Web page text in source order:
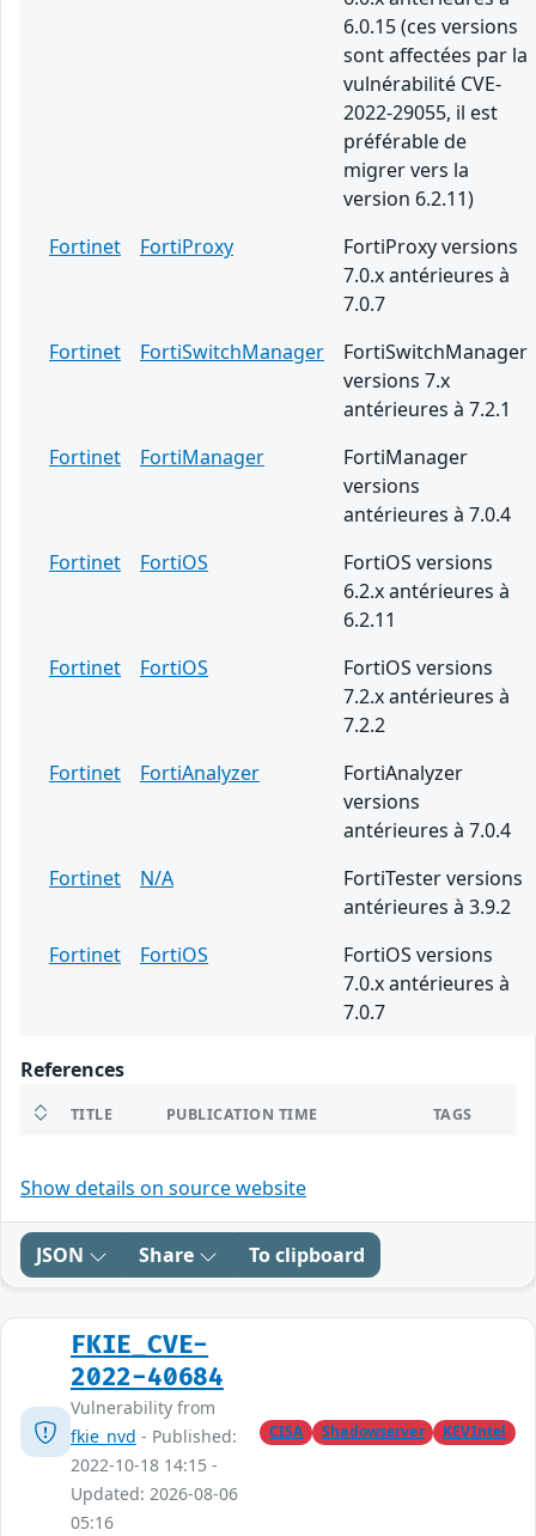
6.0.15 (ces versions
sont affectées par la
vulnérabilité CVE-
2022-29055, il est
préférable de
migrer vers la
version 6.2.11)
Fortinet
FortiProxy
FortiProxy versions
7.0.x antérieures à
7.0.7
Fortinet
FortiSwitchManager
FortiSwitchManager
versions 7.x
antérieures à 7.2.1
Fortinet
FortiManager
FortiManager
versions
antérieures à 7.0.4
Fortinet
FortiOS
FortiOS versions
6.2.x antérieures à
6.2.11
Fortinet
FortiOS
FortiOS versions
7.2.x antérieures à
7.2.2
Fortinet
FortiAnalyzer
FortiAnalyzer
versions
antérieures à 7.0.4
Fortinet
N/A
FortiTester versions
antérieures à 3.9.2
Fortinet
FortiOS
FortiOS versions
7.0.x antérieures à
7.0.7
References
TITLE PUBLICATION TIME TAGS
Show details on source website
JSON Share To clipboard
FKIE_CVE-
2022-40684
Vulnerability from
fkie_nvd - Published:
2022-10-18 14:15 -
Updated: 2026-08-06
05:16
CISA Shadowserver KEVIntel